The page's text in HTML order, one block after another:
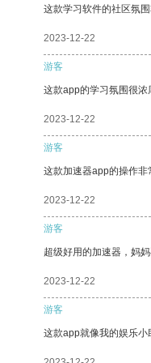
这款学习软件的社区氛
2023-12-22
游客
这款app的学习氛围很
2023-12-22
游客
这款加速器app的操作非
2023-12-22
游客
超级好用的加速器，妈
2023-12-22
游客
这款app就像我的娱乐小